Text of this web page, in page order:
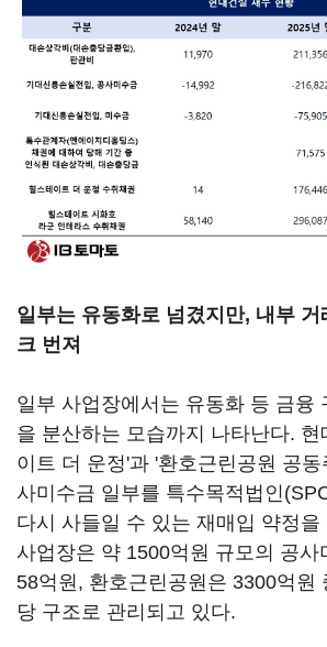
일부는 유동화로 넘겼지만, 내부
크 번져
일부 사업장에서는 유동화 등 금융
을 분산하는 모습까지 나타난다. 현
이트 더 운정'과 '환호근린공원 공
사미수금 일부를 특수목적법인
다시 사들일 수 있는 재매입 약정을
사업장은 약 1500억원 규모의 공사
58억원, 환호근린공원은 3300억원
당 구조로 관리되고 있다.